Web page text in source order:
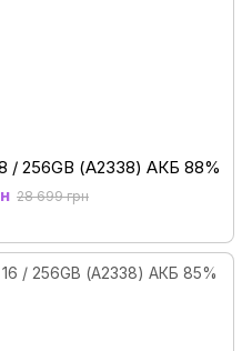
8 / 256GB (А2338) АКБ 88%
28 699 грн